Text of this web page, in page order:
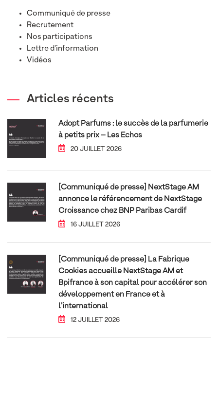
Communiqué de presse
Recrutement
Nos participations
Lettre d'information
Vidéos
Articles récents
Adopt Parfums : le succès de la parfumerie
à petits prix – Les Echos
20 JUILLET 2026
[Communiqué de presse] NextStage AM
annonce le référencement de NextStage
Croissance chez BNP Paribas Cardif
16 JUILLET 2026
[Communiqué de presse] La Fabrique
Cookies accueille NextStage AM et
Bpifrance à son capital pour accélérer son
développement en France et à
l’international
12 JUILLET 2026